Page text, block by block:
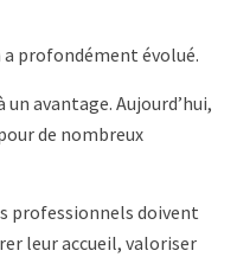
a profondément évolué.
avantage. Aujourd’hui,
de nombreux
professionnels doivent
leur accueil, valoriser